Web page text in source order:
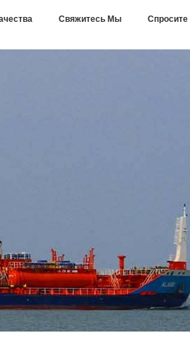
Свяжитесь Мы Спросите